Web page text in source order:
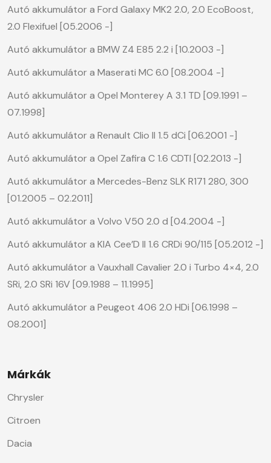
Autó akkumulátor a Ford Galaxy MK2 2.0, 2.0 EcoBoost,
2.0 Flexifuel [05.2006 -]
Autó akkumulátor a BMW Z4 E85 2.2 i [10.2003 -]
Autó akkumulátor a Maserati MC 6.0 [08.2004 -]
Autó akkumulátor a Opel Monterey A 3.1 TD [09.1991 –
07.1998]
Autó akkumulátor a Renault Clio II 1.5 dCi [06.2001 -]
Autó akkumulátor a Opel Zafira C 1.6 CDTI [02.2013 -]
Autó akkumulátor a Mercedes-Benz SLK R171 280, 300
[01.2005 – 02.2011]
Autó akkumulátor a Volvo V50 2.0 d [04.2004 -]
Autó akkumulátor a KIA Cee’D II 1.6 CRDi 90/115 [05.2012 -]
Autó akkumulátor a Vauxhall Cavalier 2.0 i Turbo 4×4, 2.0
SRi, 2.0 SRi 16V [09.1988 – 11.1995]
Autó akkumulátor a Peugeot 406 2.0 HDi [06.1998 –
08.2001]
Márkák
Chrysler
Citroen
Dacia